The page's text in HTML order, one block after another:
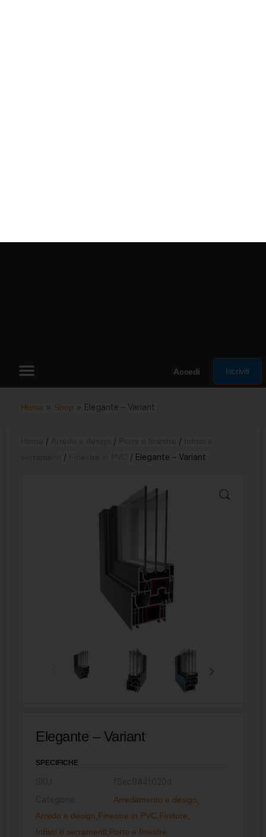
Accedi Iscriviti
Home » Shop » Elegante – Variant
/ / /
/ / Elegante – Variant
Elegante – Variant
SPECIFICHE
Arredamento e design
Arredo e design Finestre in PVC Finiture
Infissi e serramenti Porte e finestre